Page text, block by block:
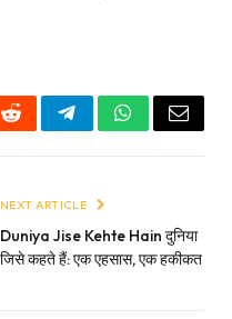
RedditTelegramWhatsApp
Email
NEXT ARTICLE
Duniya Jise Kehte Hain दुनिया
जिसे कहते हैं: एक एहसास, एक हकीकत